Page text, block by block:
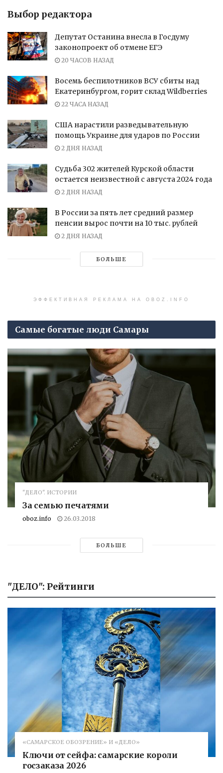
Выбор редактора
Депутат Останина внесла в Госдуму
законопроект об отмене ЕГЭ
20 ЧАСОВ НАЗАД
Восемь беспилотников ВСУ сбиты над
Екатеринбургом, горит склад Wildberries
22 ЧАСА НАЗАД
США нарастили разведывательную
помощь Украине для ударов по России
2 ДНЯ НАЗАД
Судьба 302 жителей Курской области
остается неизвестной с августа 2024 года
2 ДНЯ НАЗАД
В России за пять лет средний размер
пенсии вырос почти на 10 тыс. рублей
2 ДНЯ НАЗАД
БОЛЬШЕ
ЭФФЕКТИВНАЯ РЕКЛАМА НА OBOZ.INFO
Самые богатые люди Самары
"ДЕЛО". ИСТОРИИ
За семью печатями
oboz.info 26.03.2018
БОЛЬШЕ
"ДЕЛО": Рейтинги
«САМАРСКОЕ ОБОЗРЕНИЕ» И «ДЕЛО»
Ключи от сейфа: самарские короли
госзаказа 2026